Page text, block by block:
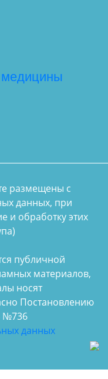
медицины
размещены с
данных, при
и обработку этих
публичной
материалов,
носят
Постановлению
№736
данных